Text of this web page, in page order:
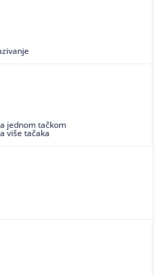
jednom tačkom
više tačaka